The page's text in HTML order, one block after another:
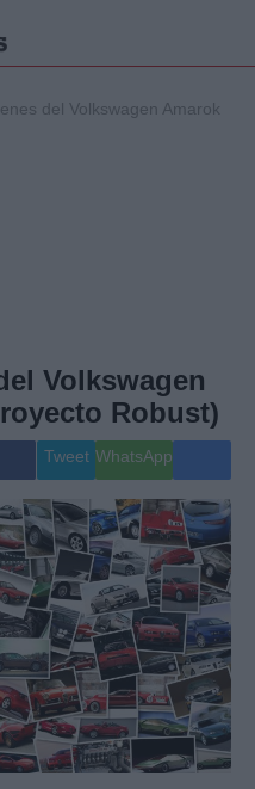
Gente
Musica
del Volkswagen Amarok
Volkswagen
Robust)
Tweet WhatsApp